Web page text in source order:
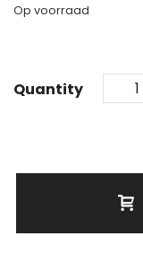
Op voorraad
Quantity